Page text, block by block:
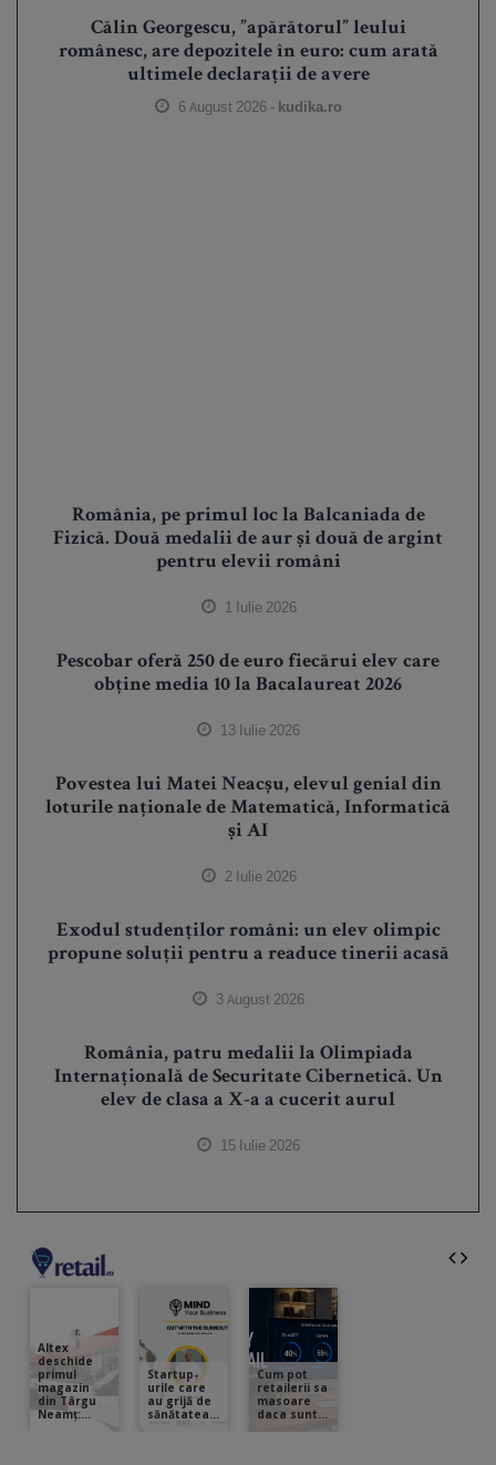
Călin Georgescu, ”apărătorul” leului
românesc, are depozitele în euro: cum arată
ultimele declarații de avere
6 August 2026 - kudika.ro
România, pe primul loc la Balcaniada de
Fizică. Două medalii de aur și două de argint
pentru elevii români
1 Iulie 2026
Pescobar oferă 250 de euro fiecărui elev care
obține media 10 la Bacalaureat 2026
13 Iulie 2026
Povestea lui Matei Neacșu, elevul genial din
loturile naționale de Matematică, Informatică
și AI
2 Iulie 2026
Exodul studenților români: un elev olimpic
propune soluții pentru a readuce tinerii acasă
3 August 2026
România, patru medalii la Olimpiada
Internațională de Securitate Cibernetică. Un
elev de clasa a X-a a cucerit aurul
15 Iulie 2026